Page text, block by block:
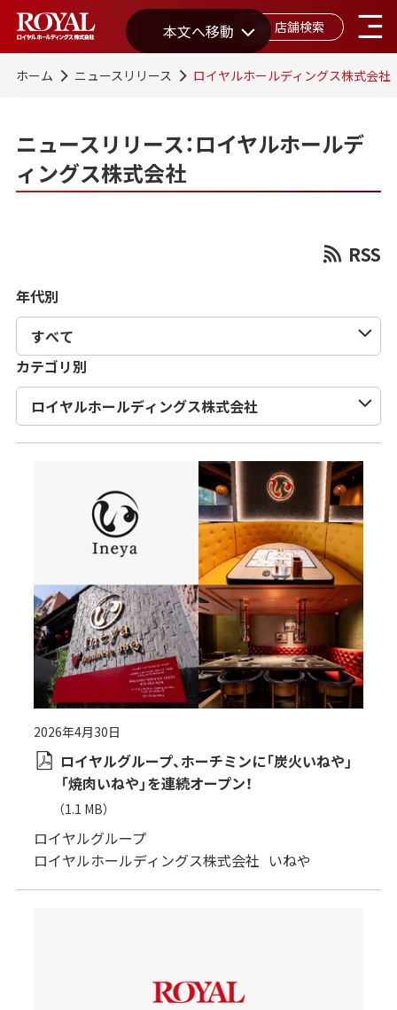
本文へ移動 店舗検索
ホーム ニュースリリース ロイヤルホールディングス株式会社
ニュースリリース：ロイヤルホールデ
ィングス株式会社
RSS
年代別
カテゴリ別
2026年4月30日
ロイヤルグループ、ホーチミンに「炭火いねや」
「焼肉いねや」を連続オープン！
（1.1 MB）
ロイヤルグループ
ロイヤルホールディングス株式会社 いねや